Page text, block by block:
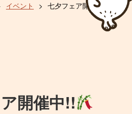
イベント > 七夕フェア開催中!!
開催中!!